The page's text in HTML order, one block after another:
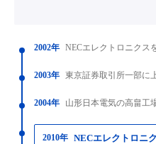
2002年 NECエレクトロニクス
2003年 東京証券取引所一部に
2004年 山形日本電気の高畠工
2010年 NECエレクトロニ